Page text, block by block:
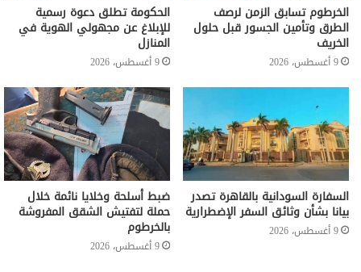
الخرطوم تسابق الزمن لرصف
الطرق وتأمين الجسور قبل حلول
الخريف
9 أغسطس، 2026
الحكومة تطلق دعوة رسمية
للإبلاغ عن مجهولي الهوية في
المنازل
9 أغسطس، 2026
السفارة السودانية بالقاهرة تصدر
بيانا بشأن وثائق السفر الإضطرارية
9 أغسطس، 2026
ضبط أسلحة وخلايا نائمة خلال
حملة لتفتيش الشقق المفروشة
بالخرطوم
9 أغسطس، 2026